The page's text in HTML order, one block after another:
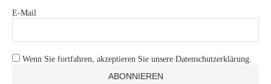
E-Mail
Wenn Sie fortfahren, akzeptieren Sie unsere Datenschutzerklärung.